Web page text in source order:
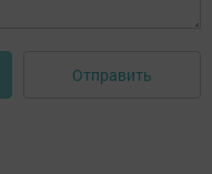
Отправить